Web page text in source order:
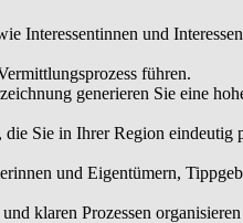
Interessentinnen und
führen.
generieren Sie eine
Sie in Ihrer Region eindeutig
und Eigentümern,
klaren Prozessen